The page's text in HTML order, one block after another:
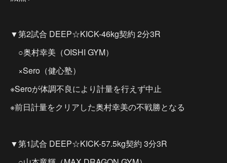
▼第2試合 DEEP☆KICK-46kg契約 2分3R
○奥村幸美（OISHI GYM）
×Sero（健心塾）
※Seroが体調不良により計量を行えず中止
※前日計量をクリアした奥村幸美の不戦勝となる
▼第1試合 DEEP☆KICK-57.5kg契約 3分3R